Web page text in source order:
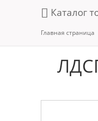
Каталог
Главная страница